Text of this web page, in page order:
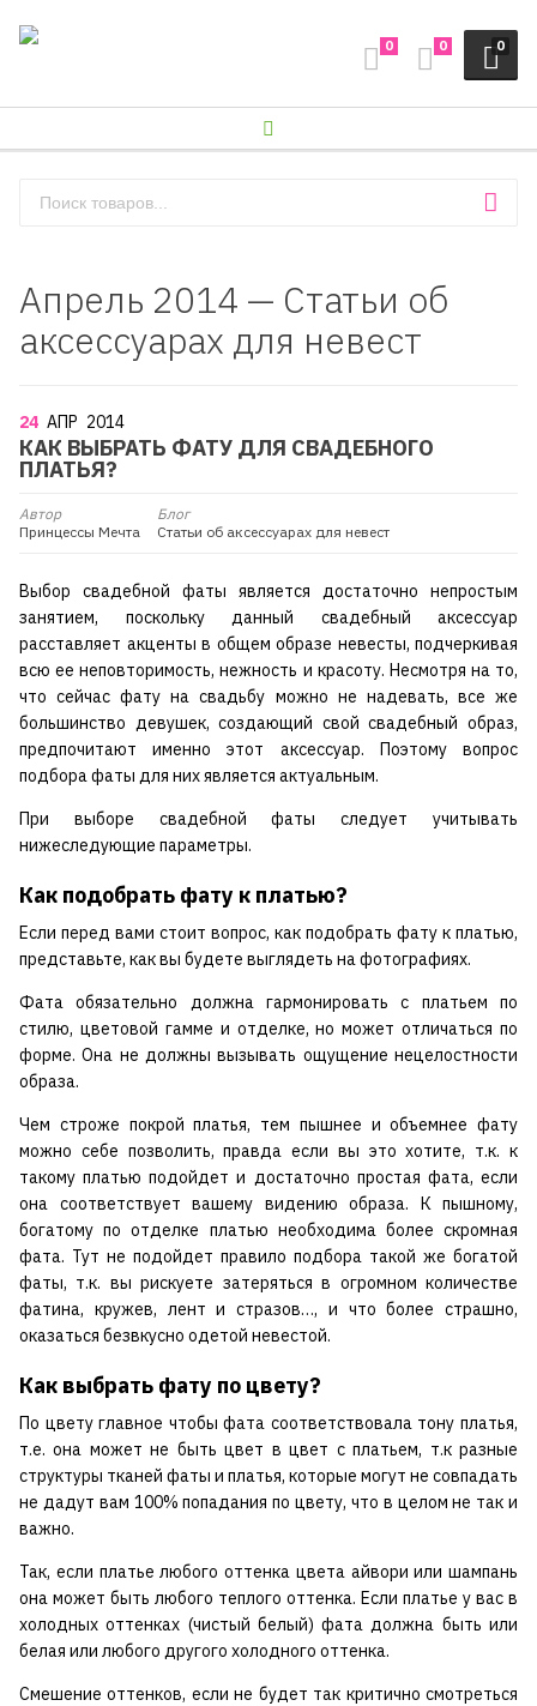
0
0 0
Апрель 2014 — Статьи об
аксессуарах для невест
24 АПР 2014
КАК ВЫБРАТЬ ФАТУ ДЛЯ СВАДЕБНОГО
ПЛАТЬЯ?
Автор
Принцессы Мечта
Блог
Статьи об аксессуарах для невест
Выбор свадебной фаты является достаточно непростым
занятием, поскольку данный свадебный аксессуар
расставляет акценты в общем образе невесты, подчеркивая
всю ее неповторимость, нежность и красоту. Несмотря на то,
что сейчас фату на свадьбу можно не надевать, все же
большинство девушек, создающий свой свадебный образ,
предпочитают именно этот аксессуар. Поэтому вопрос
подбора фаты для них является актуальным.
При выборе свадебной фаты следует учитывать
нижеследующие параметры.
Как подобрать фату к платью?
Если перед вами стоит вопрос, как подобрать фату к платью,
представьте, как вы будете выглядеть на фотографиях.
Фата обязательно должна гармонировать с платьем по
стилю, цветовой гамме и отделке, но может отличаться по
форме. Она не должны вызывать ощущение нецелостности
образа.
Чем строже покрой платья, тем пышнее и объемнее фату
можно себе позволить, правда если вы это хотите, т.к. к
такому платью подойдет и достаточно простая фата, если
она соответствует вашему видению образа. К пышному,
богатому по отделке платью необходима более скромная
фата. Тут не подойдет правило подбора такой же богатой
фаты, т.к. вы рискуете затеряться в огромном количестве
фатина, кружев, лент и стразов…, и что более страшно,
оказаться безвкусно одетой невестой.
Как выбрать фату по цвету?
По цвету главное чтобы фата соответствовала тону платья,
т.е. она может не быть цвет в цвет с платьем, т.к разные
структуры тканей фаты и платья, которые могут не совпадать
не дадут вам 100% попадания по цвету, что в целом не так и
важно.
Так, если платье любого оттенка цвета айвори или шампань
она может быть любого теплого оттенка. Если платье у вас в
холодных оттенках (чистый белый) фата должна быть или
белая или любого другого холодного оттенка.
Смешение оттенков, если не будет так критично смотреться